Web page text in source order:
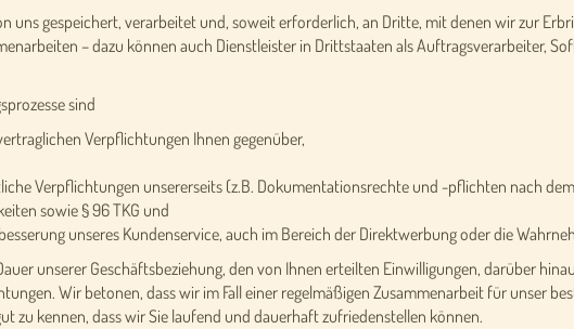
uns gespeichert, verarbeitet und, soweit erforderlich, an Dritte, mit denen wir zur
– dazu können auch Dienstleister in Drittstaaten als Auftragsverarbeiter,
sind
Verpflichtungen Ihnen gegenüber,
Verpflichtungen unsererseits (z.B. Dokumentationsrechte und -pflichten nach
sowie § 96 TKG und
unseres Kundenservice, auch im Bereich der Direktwerbung oder die
unserer Geschäftsbeziehung, den von Ihnen erteilten Einwilligungen, darüber
Wir betonen, dass wir im Fall einer regelmäßigen Zusammenarbeit für unser
zu kennen, dass wir Sie laufend und dauerhaft zufriedenstellen können.